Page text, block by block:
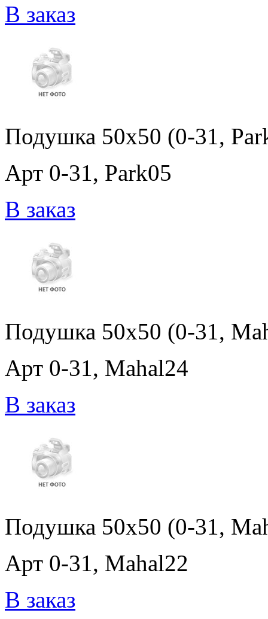
В заказ
Подушка 50x50 (0-31,
Арт 0-31, Park05
В заказ
Подушка 50x50 (0-31,
Арт 0-31, Mahal24
В заказ
Подушка 50x50 (0-31,
Арт 0-31, Mahal22
В заказ